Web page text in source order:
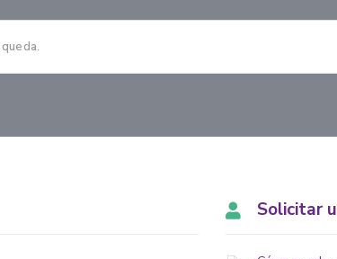
Solicitar